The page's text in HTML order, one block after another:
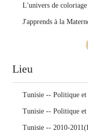
L'univers de coloriage
J'apprends à la
Lieu
Tunisie -- Politique et
Tunisie -- Politique et
Tunisie -- 2010-